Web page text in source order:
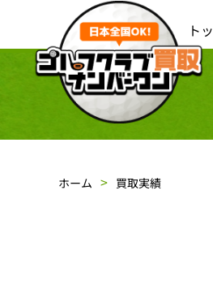
ト
ホーム 買取実績